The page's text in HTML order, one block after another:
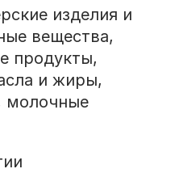
изделия и
вещества,
продукты,
и жиры,
молочные